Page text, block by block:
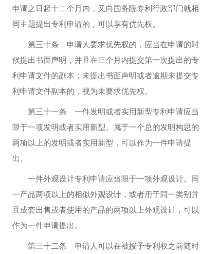
申请之日起十二个月内，又向国务院专利行政部门就相
同主题提出专利申请的，可以享有优先权。
第三十条 申请人要求优先权的，应当在申请的时
候提出书面声明，并且在三个月内提交第一次提出的专
利申请文件的副本；未提出书面声明或者逾期未提交专
利申请文件副本的，视为未要求优先权。
第三十一条 一件发明或者实用新型专利申请应当
限于一项发明或者实用新型。属于一个总的发明构思的
两项以上的发明或者实用新型，可以作为一件申请提
出。
一件外观设计专利申请应当限于一项外观设计。同
一产品两项以上的相似外观设计，或者用于同一类别并
且成套出售或者使用的产品的两项以上外观设计，可以
作为一件申请提出。
第三十二条 申请人可以在被授予专利权之前随时